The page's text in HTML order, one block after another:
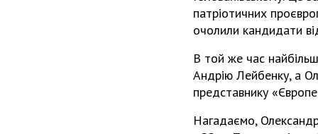
патріотичних
очолили кандидати
В той же час
Андрію Лейбенку, а
представнику
Нагадаємо,